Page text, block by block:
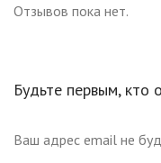
Отзывов пока нет.
Будьте первым, кто
Ваш адрес email не